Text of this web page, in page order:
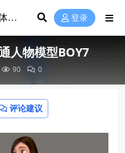
登录
人物模型BOY7
90 0
评论建议